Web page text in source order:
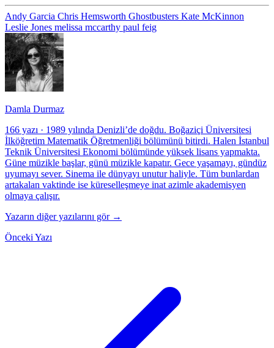
Andy Garcia Chris Hemsworth Ghostbusters Kate McKinnon
Leslie Jones melissa mccarthy paul feig
Damla Durmaz
166 yazı · 1989 yılında Denizli’de doğdu. Boğaziçi Üniversitesi
İlköğretim Matematik Öğretmenliği bölümünü bitirdi. Halen İstanbul
Teknik Üniversitesi Ekonomi bölümünde yüksek lisans yapmakta.
Güne müzikle başlar, günü müzikle kapatır. Gece yaşamayı, gündüz
uyumayı sever. Sinema ile dünyayı unutur haliyle. Tüm bunlardan
artakalan vaktinde ise küreselleşmeye inat azimle akademisyen
olmaya çalışır.
Yazarın diğer yazılarını gör →
Önceki Yazı